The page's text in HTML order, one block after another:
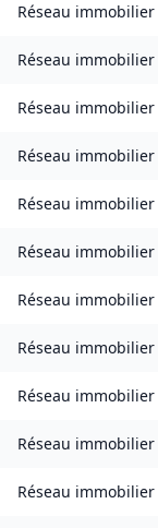
Réseau immobilier
Réseau immobilier
Réseau immobilier
Réseau immobilier
Réseau immobilier
Réseau immobilier
Réseau immobilier
Réseau immobilier
Réseau immobilier
Réseau immobilier
Réseau immobilier